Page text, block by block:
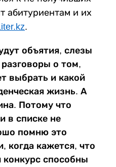
абитуриентам и их
.
объятия, слезы
о том,
выбрать и какой
жизнь. А
Потому что
в списке не
помню это
когда кажется, что
способны